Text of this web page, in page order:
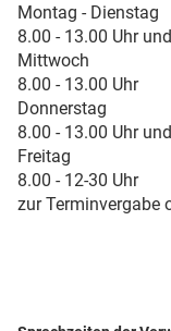
Montag - Dienstag
8.00 - 13.00 Uhr
Mittwoch
8.00 - 13.00 Uhr
Donnerstag
8.00 - 13.00 Uhr
Freitag
8.00 - 12-30 Uhr
zur Terminvergabe